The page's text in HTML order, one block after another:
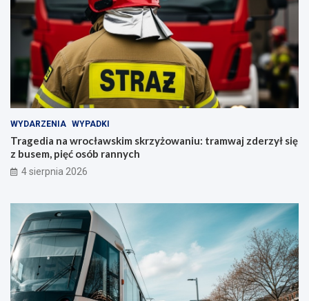
WYDARZENIA WYPADKI
Tragedia na wrocławskim skrzyżowaniu: tramwaj zderzył się
z busem, pięć osób rannych
4 sierpnia 2026